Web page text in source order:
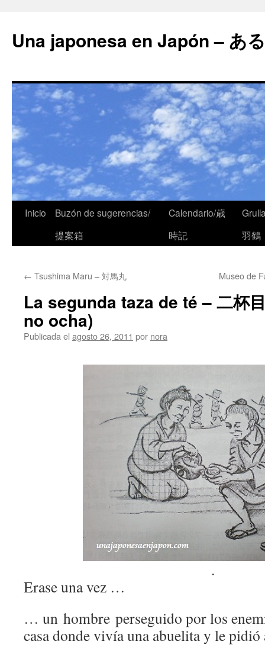
Una japonesa en Japón – あ
Inicio
Buzón de sugerencias/
提案箱
Calendario/歳
時記
羽鶴
← Tsushima Maru – 対馬丸 Museo de
La segunda taza de té – 二杯
no ocha)
Publicada el agosto 26, 2011 por nora
.
Erase una vez …
… un hombre perseguido por los
casa donde vivía una abuelita y le pidió